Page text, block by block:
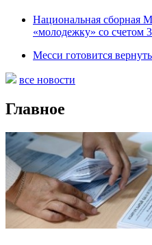
Национальная сборная
«молодежку» со счетом
Месси готовится
все новости
Главное